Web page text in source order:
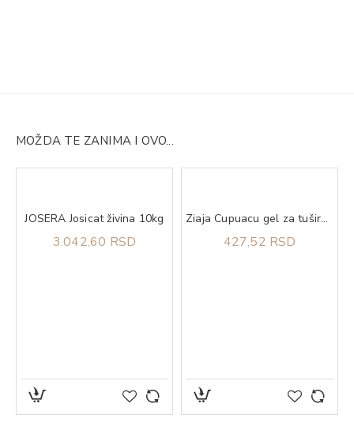
MOŽDA TE ZANIMA I OVO...
JOSERA Josicat živina 10kg
3.042,60 RSD
Ziaja Cupuacu gel za tuširanje 500 ml
427,52 RSD